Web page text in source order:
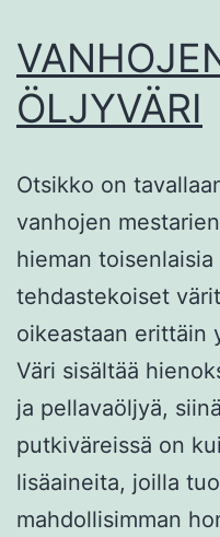
ÖLJYVÄRI
Otsikko on
vanhojen
hieman
tehdastekoiset
oikeastaan erittäin
Väri sisältää
ja pellavaöljyä,
putkiväreissä on
lisäaineita, joilla
mahdollisimman